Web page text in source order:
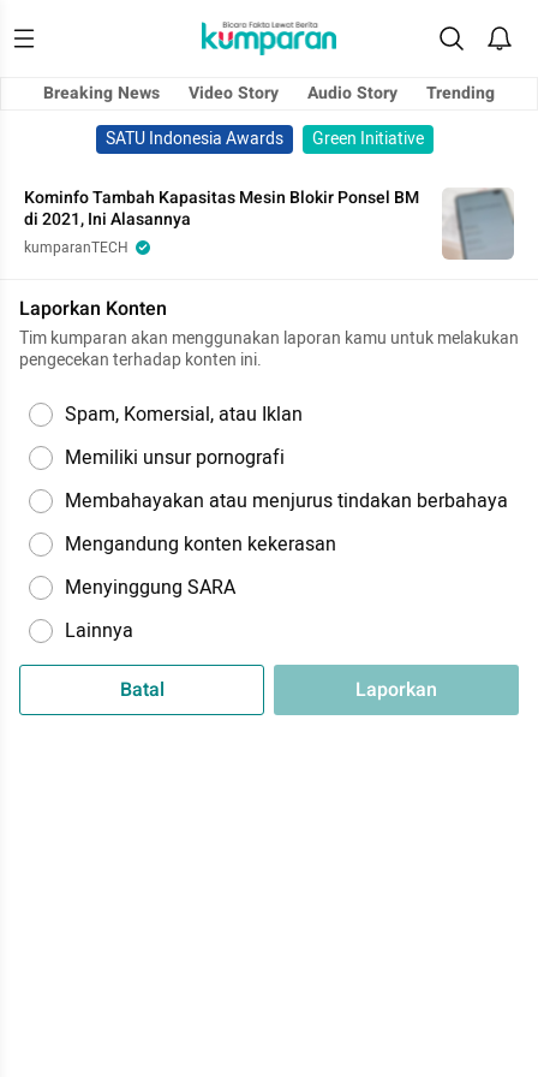
Breaking News Video Story Audio Story
Trending
SATU Indonesia Awards
Green Initiative
Kominfo Tambah Kapasitas Mesin Blokir Ponsel BM
di 2021, Ini Alasannya
kumparanTECH
Laporkan Konten
Tim kumparan akan menggunakan laporan kamu untuk melakukan
pengecekan terhadap konten ini.
Spam, Komersial, atau Iklan
Memiliki unsur pornografi
Membahayakan atau menjurus tindakan berbahaya
Mengandung konten kekerasan
Menyinggung SARA
Lainnya
Batal Laporkan